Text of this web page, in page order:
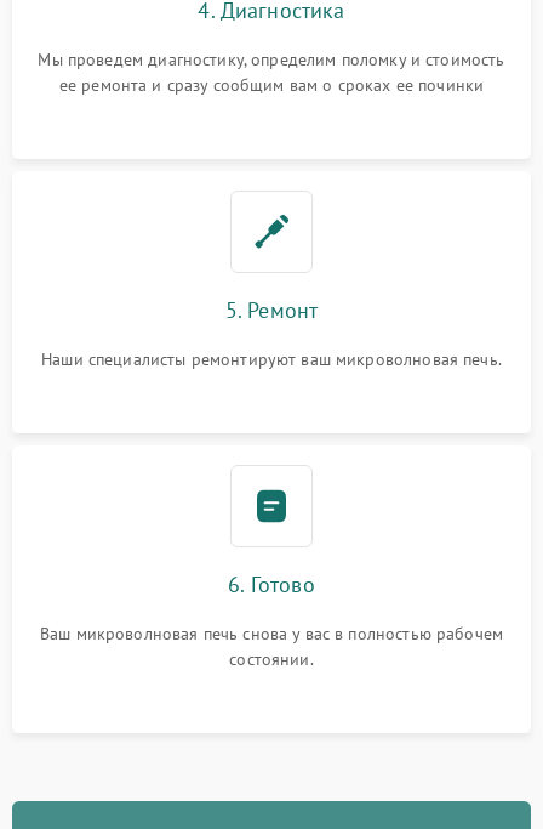
4. Диагностика
Мы проведем диагностику, определим поломку и стоимость
ее ремонта и сразу сообщим вам о сроках ее починки
5. Ремонт
Наши специалисты ремонтируют ваш микроволновая печь.
6. Готово
Ваш микроволновая печь снова у вас в полностью рабочем
состоянии.